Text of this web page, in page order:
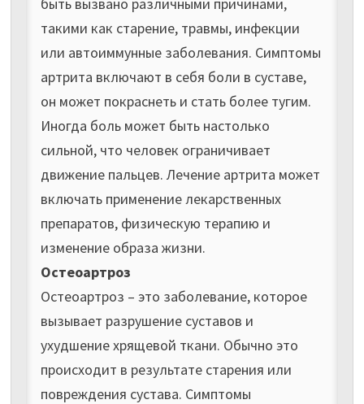
такими как старение, травмы, инфекции
или автоиммунные заболевания. Симптомы
артрита включают в себя боли в суставе,
он может покраснеть и стать более тугим.
Иногда боль может быть настолько
сильной, что человек ограничивает
движение пальцев. Лечение артрита может
включать применение лекарственных
препаратов, физическую терапию и
изменение образа жизни.
Остеоартроз
Остеоартроз – это заболевание, которое
вызывает разрушение суставов и
ухудшение хрящевой ткани. Обычно это
происходит в результате старения или
повреждения сустава. Симптомы